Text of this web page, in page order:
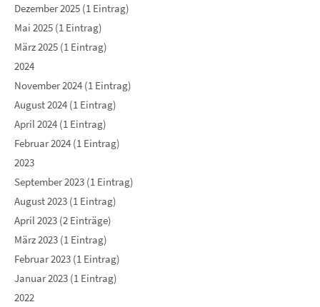
Dezember 2025 (1 Eintrag)
Mai 2025 (1 Eintrag)
März 2025 (1 Eintrag)
2024
November 2024 (1 Eintrag)
August 2024 (1 Eintrag)
April 2024 (1 Eintrag)
Februar 2024 (1 Eintrag)
2023
September 2023 (1 Eintrag)
August 2023 (1 Eintrag)
April 2023 (2 Einträge)
März 2023 (1 Eintrag)
Februar 2023 (1 Eintrag)
Januar 2023 (1 Eintrag)
2022